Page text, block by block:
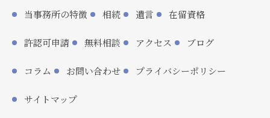
当事務所の特徴 相続 遺言 在留資格
許認可申請 無料相談 アクセス ブログ
コラム お問い合わせ プライバシーポリシー
サイトマップ